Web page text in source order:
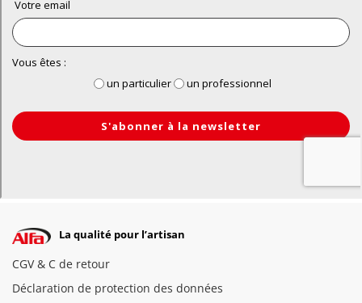
La qualité pour l’artisan
CGV & C de retour
Déclaration de protection des données